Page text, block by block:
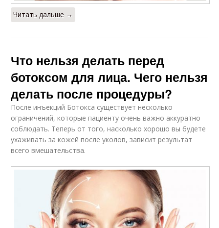
Читать дальше →
Что нельзя делать перед
ботоксом для лица. Чего нельзя
делать после процедуры?
После инъекций Ботокса существует несколько
ограничений, которые пациенту очень важно аккуратно
соблюдать. Теперь от того, насколько хорошо вы будете
ухаживать за кожей после уколов, зависит результат
всего вмешательства.